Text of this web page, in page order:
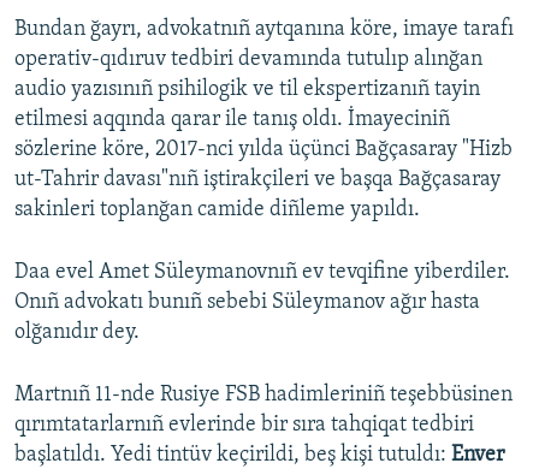
Bundan ğayrı, advokatnıñ aytqanına köre, imaye tarafı
operativ-qıdıruv tedbiri devamında tutulıp alınğan
audio yazısınıñ psihilogik ve til ekspertizanıñ tayin
etilmesi aqqında qarar ile tanış oldı. İmayeciniñ
sözlerine köre, 2017-nci yılda üçünci Bağçasaray "Hizb
ut-Tahrir davası"nıñ iştirakçileri ve başqa Bağçasaray
sakinleri toplanğan camide diñleme yapıldı.
Daa evel Amet Süleymanovnıñ ev tevqifine yiberdiler.
Onıñ advokatı bunıñ sebebi Süleymanov ağır hasta
olğanıdır dey.
Martnıñ 11-nde Rusiye FSB hadimleriniñ teşebbüsinen
qırımtatarlarnıñ evlerinde bir sıra tahqiqat tedbiri
başlatıldı. Yedi tintüv keçirildi, beş kişi tutuldı: Enver